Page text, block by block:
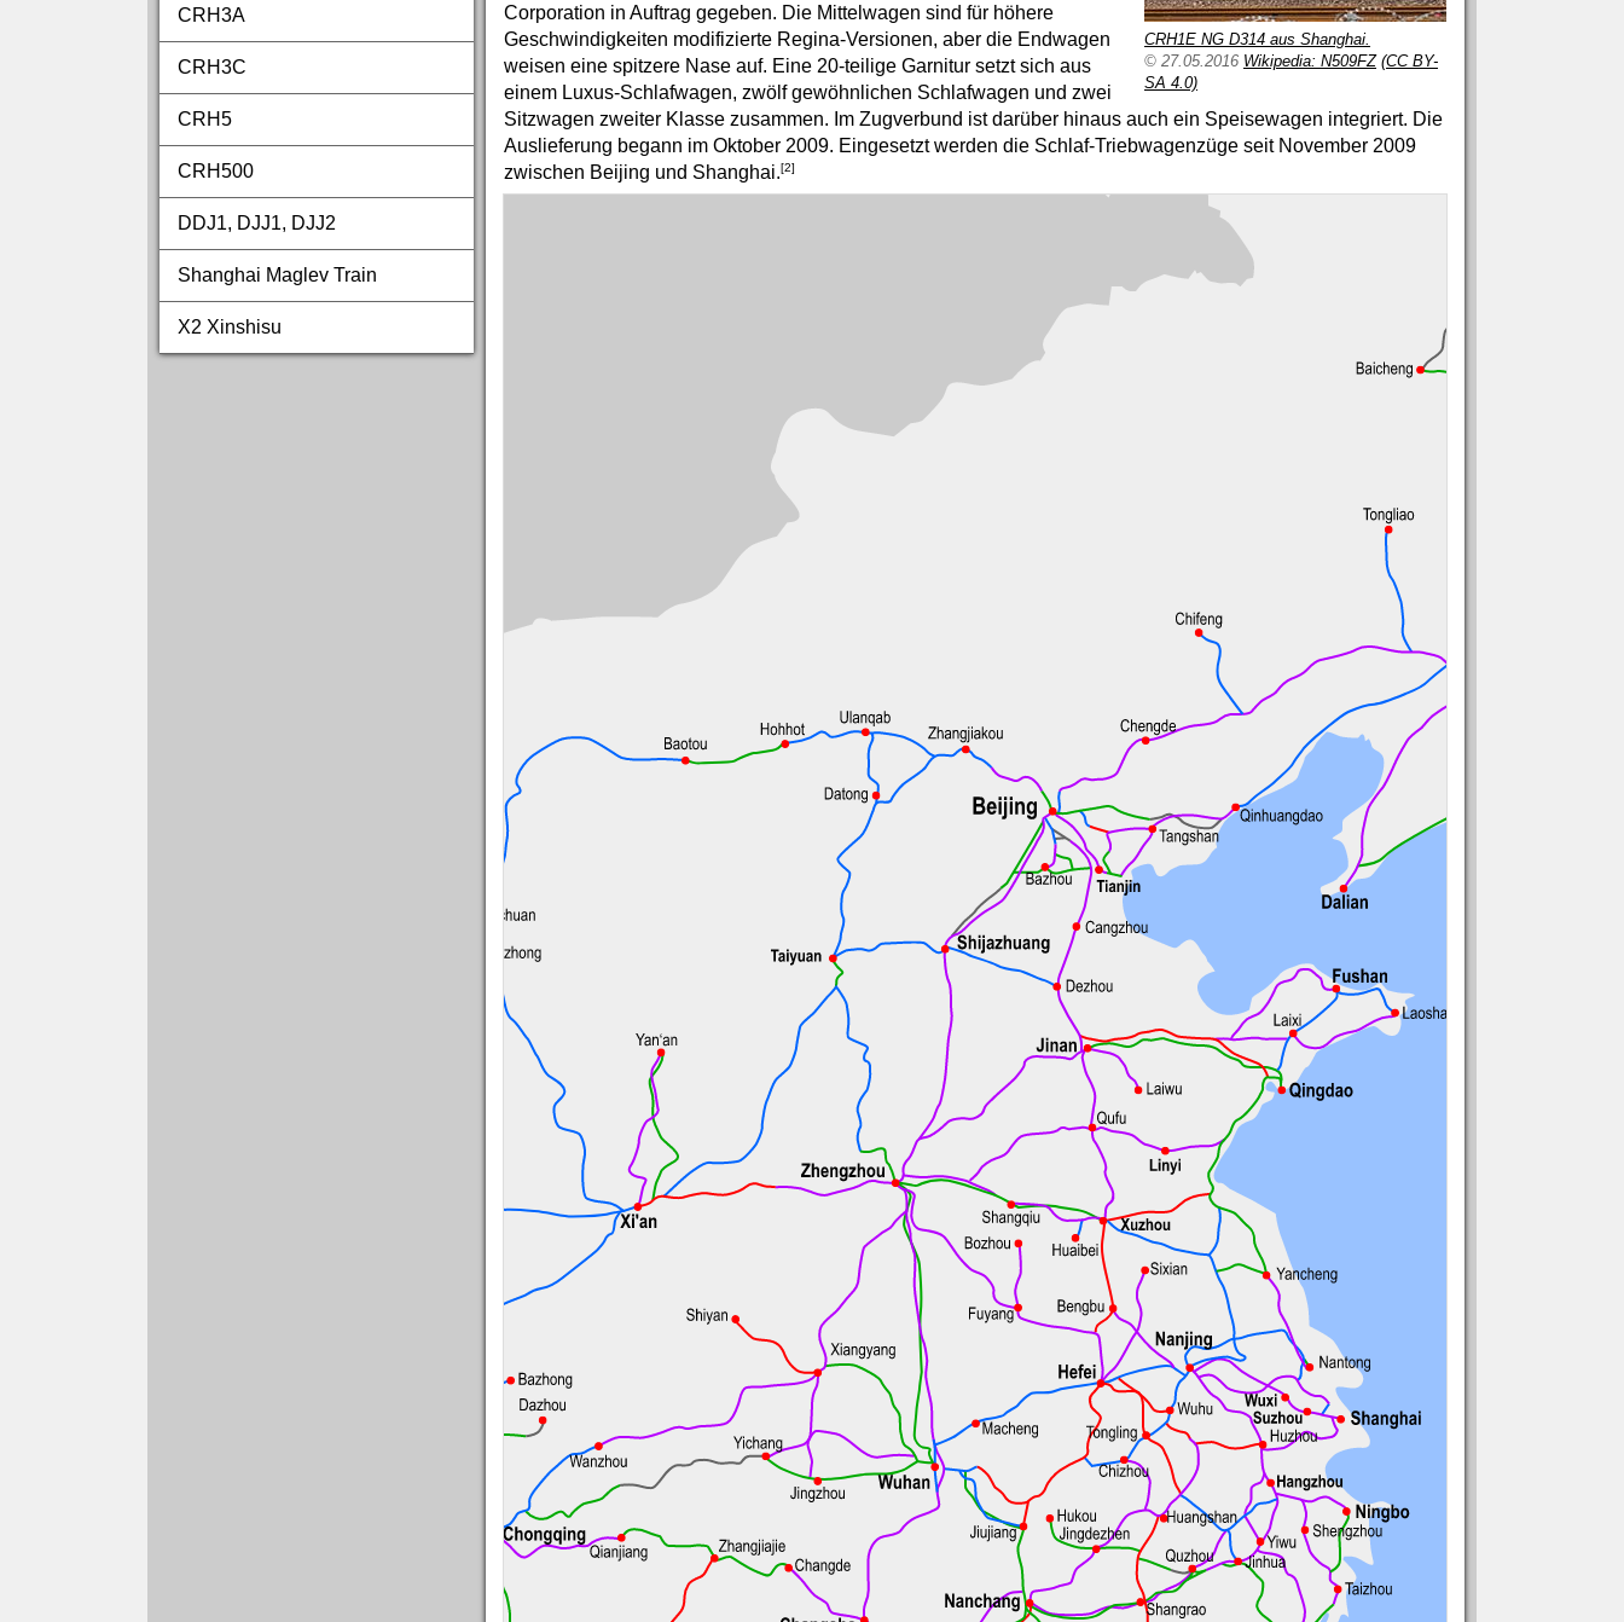
CRH3A
CRH3C
CRH5
CRH500
DDJ1, DJJ1, DJJ2
Shanghai Maglev Train
X2 Xinshisu
CRH1E NG D314 aus Shanghai.
© 27.05.2016 Wikipedia: N509FZ (CC BY-
SA 4.0)
Corporation in Auftrag gegeben. Die Mittelwagen sind für höhere
Geschwindigkeiten modifizierte Regina-Versionen, aber die Endwagen
weisen eine spitzere Nase auf. Eine 20-teilige Garnitur setzt sich aus
einem Luxus-Schlafwagen, zwölf gewöhnlichen Schlafwagen und zwei
Sitzwagen zweiter Klasse zusammen. Im Zugverbund ist darüber hinaus auch ein Speisewagen integriert. Die
Auslieferung begann im Oktober 2009. Eingesetzt werden die Schlaf-Triebwagenzüge seit November 2009
zwischen Beijing und Shanghai.[2]